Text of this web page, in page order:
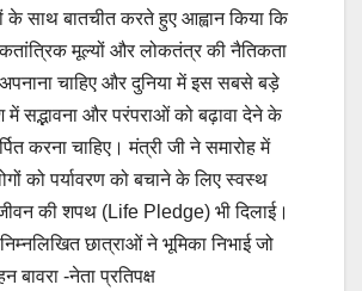
के साथ बातचीत करते हुए आह्वान किया कि
मूल्यों और लोकतंत्र की नैतिकता
चाहिए और दुनिया में इस सबसे बड़े
सद्भावना और परंपराओं को बढ़ावा देने के
करना चाहिए। मंत्री जी ने समारोह में
को पर्यावरण को बचाने के लिए स्वस्थ
की शपथ (Life Pledge) भी दिलाई।
छात्राओं ने भूमिका निभाई जो
बावरा -नेता प्रतिपक्ष